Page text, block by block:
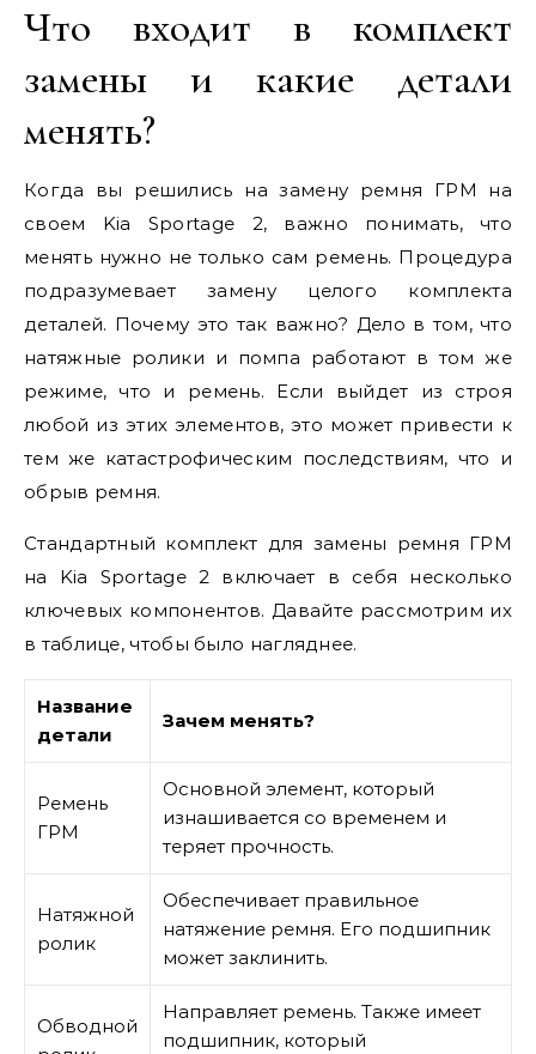
Что входит в комплект
замены и какие детали
менять?
Когда вы решились на замену ремня ГРМ на
своем Kia Sportage 2, важно понимать, что
менять нужно не только сам ремень. Процедура
подразумевает замену целого комплекта
деталей. Почему это так важно? Дело в том, что
натяжные ролики и помпа работают в том же
режиме, что и ремень. Если выйдет из строя
любой из этих элементов, это может привести к
тем же катастрофическим последствиям, что и
обрыв ремня.
Стандартный комплект для замены ремня ГРМ
на Kia Sportage 2 включает в себя несколько
ключевых компонентов. Давайте рассмотрим их
в таблице, чтобы было нагляднее.
Название
детали
Зачем менять?
Ремень
ГРМ
Основной элемент, который
изнашивается со временем и
теряет прочность.
Натяжной
ролик
Обеспечивает правильное
натяжение ремня. Его подшипник
может заклинить.
Обводной
Направляет ремень. Также имеет
подшипник, который